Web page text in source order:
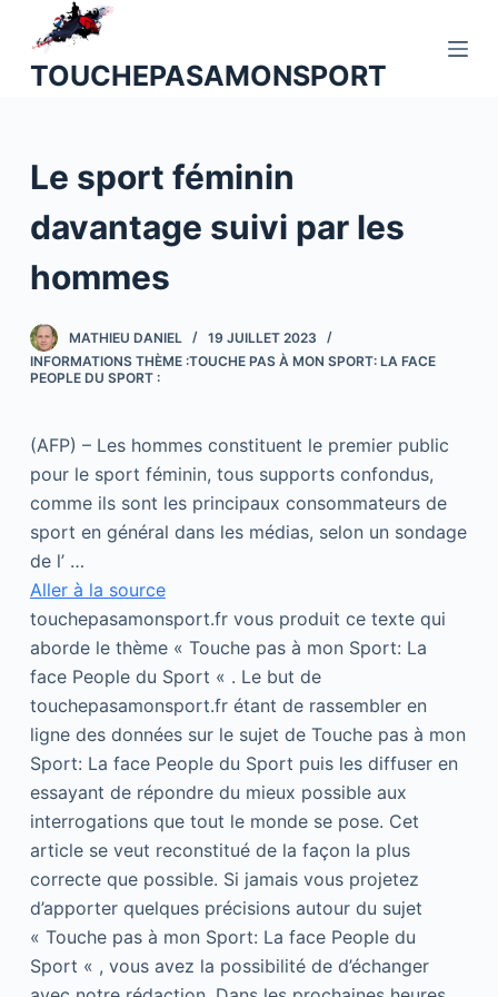
u
o
e
TOUCHEPASAMONSPORT
Le sport féminin
davantage suivi par les
hommes
MATHIEU DANIEL
19 JUILLET 2023
INFORMATIONS THÈME :TOUCHE PAS À MON SPORT: LA FACE
PEOPLE DU SPORT :
(AFP) – Les hommes constituent le premier public
pour le sport féminin, tous supports confondus,
comme ils sont les principaux consommateurs de
sport en général dans les médias, selon un sondage
de l’ …
Aller à la source
touchepasamonsport.fr vous produit ce texte qui
aborde le thème « Touche pas à mon Sport: La
face People du Sport « . Le but de
touchepasamonsport.fr étant de rassembler en
ligne des données sur le sujet de Touche pas à mon
Sport: La face People du Sport puis les diffuser en
essayant de répondre du mieux possible aux
interrogations que tout le monde se pose. Cet
article se veut reconstitué de la façon la plus
correcte que possible. Si jamais vous projetez
d’apporter quelques précisions autour du sujet
« Touche pas à mon Sport: La face People du
Sport « , vous avez la possibilité de d’échanger